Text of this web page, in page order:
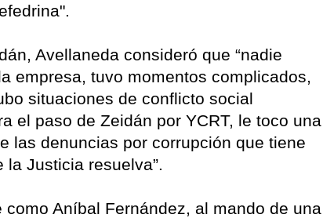
Avellaneda consideró que “nadie
empresa, tuvo momentos complicados,
situaciones de conflicto social
el paso de Zeidán por YCRT, le toco una
las denuncias por corrupción que tiene
Justicia resuelva”.
Aníbal Fernández, al mando de una